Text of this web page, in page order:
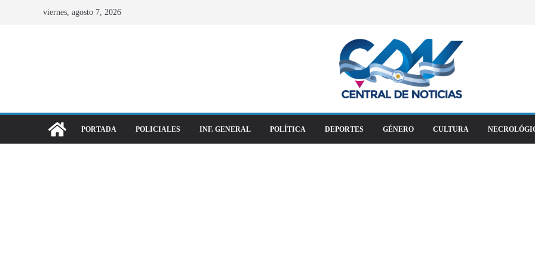
viernes, agosto 7, 2026
PORTADA POLICIALES INF. GENERAL POLÍTICA DEPORTES GÉNERO CULTURA